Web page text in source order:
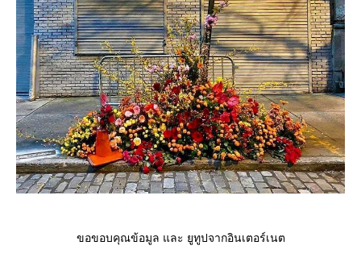
ขอขอบคุณข้อมูล และ ยูทูปจากอินเตอร์เนต